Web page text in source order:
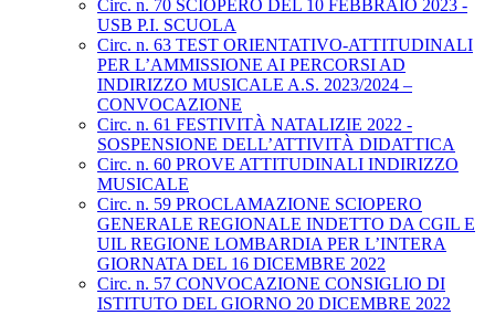
Circ. n. 70 SCIOPERO DEL 10 FEBBRAIO 2023 -
USB P.I. SCUOLA
Circ. n. 63 TEST ORIENTATIVO-ATTITUDINALI
PER L’AMMISSIONE AI PERCORSI AD
INDIRIZZO MUSICALE A.S. 2023/2024 –
CONVOCAZIONE
Circ. n. 61 FESTIVITÀ NATALIZIE 2022 -
SOSPENSIONE DELL’ATTIVITÀ DIDATTICA
Circ. n. 60 PROVE ATTITUDINALI INDIRIZZO
MUSICALE
Circ. n. 59 PROCLAMAZIONE SCIOPERO
GENERALE REGIONALE INDETTO DA CGIL E
UIL REGIONE LOMBARDIA PER L’INTERA
GIORNATA DEL 16 DICEMBRE 2022
Circ. n. 57 CONVOCAZIONE CONSIGLIO DI
ISTITUTO DEL GIORNO 20 DICEMBRE 2022